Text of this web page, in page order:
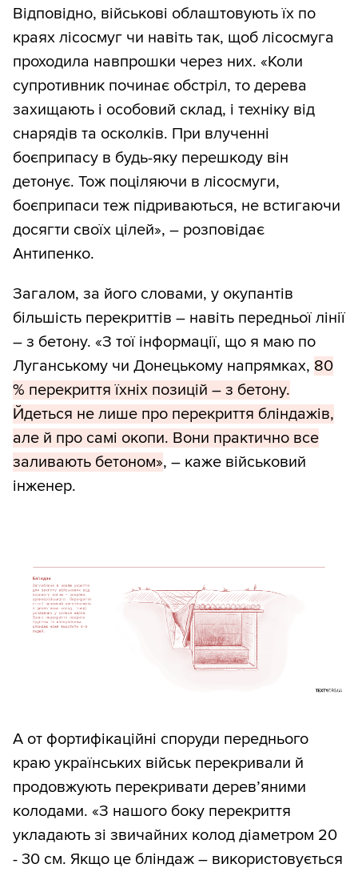
Відповідно, військові облаштовують їх по
краях лісосмуг чи навіть так, щоб лісосмуга
проходила навпрошки через них. «Коли
супротивник починає обстріл, то дерева
захищають і особовий склад, і техніку від
снарядів та осколків. При влученні
боєприпасу в будь-яку перешкоду він
детонує. Тож поціляючи в лісосмуги,
боєприпаси теж підриваються, не встигаючи
досягти своїх цілей», – розповідає
Антипенко.
Загалом, за його словами, у окупантів
більшість перекриттів – навіть передньої лінії
– з бетону. «З тої інформації, що я маю по
Луганському чи Донецькому напрямках, 80
% перекриття їхніх позицій – з бетону.
Йдеться не лише про перекриття бліндажів,
але й про самі окопи. Вони практично все
заливають бетоном», – каже військовий
інженер.
А от фортифікаційні споруди переднього
краю українських військ перекривали й
продовжують перекривати дерев’яними
колодами. «З нашого боку перекриття
укладають зі звичайних колод діаметром 20
- 30 см. Якщо це бліндаж – використовується